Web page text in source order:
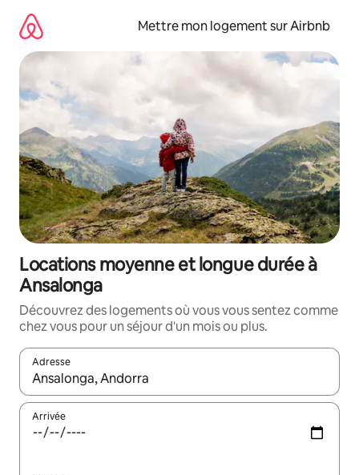
directement
contenu
Mettre mon logement sur Airbnb
Locations moyenne et longue durée à
Ansalonga
Découvrez des logements où vous vous sentez comme
chez vous pour un séjour d'un mois ou plus.
Adresse
Lorsque les résultats s'affichent, utilisez les flèches vers le
Arrivée